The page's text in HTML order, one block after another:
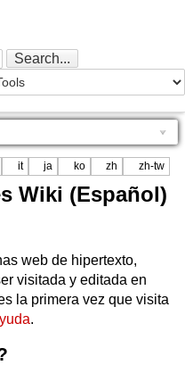
it ja ko zh zh-tw
Wiki (Español)
web de hipertexto,
visitada y editada en
la primera vez que visita
.